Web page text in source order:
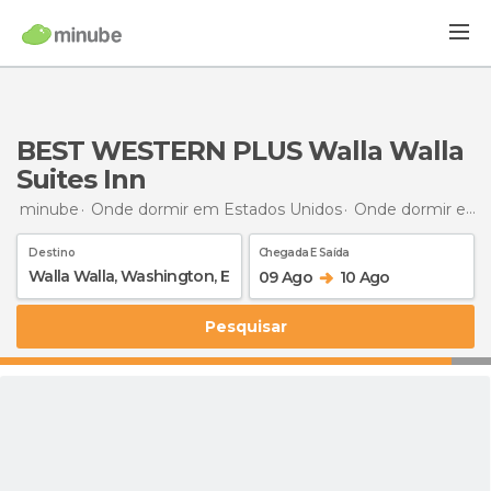
BEST WESTERN PLUS Walla Walla
Suites Inn
minube Onde dormir em Estados Unidos Onde dormir em Washington
Destino Chegada E Saída
09 Ago 10 Ago
Pesquisar